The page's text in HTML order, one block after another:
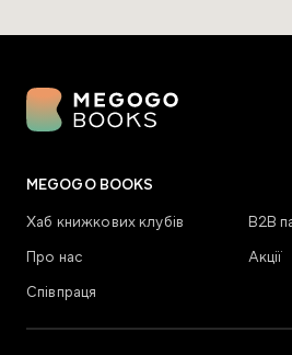
MEGOGO BOOKS
Хаб книжкових клубів
В2В
Про нас
Акції
Співпраця